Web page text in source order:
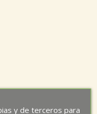
y de terceros para